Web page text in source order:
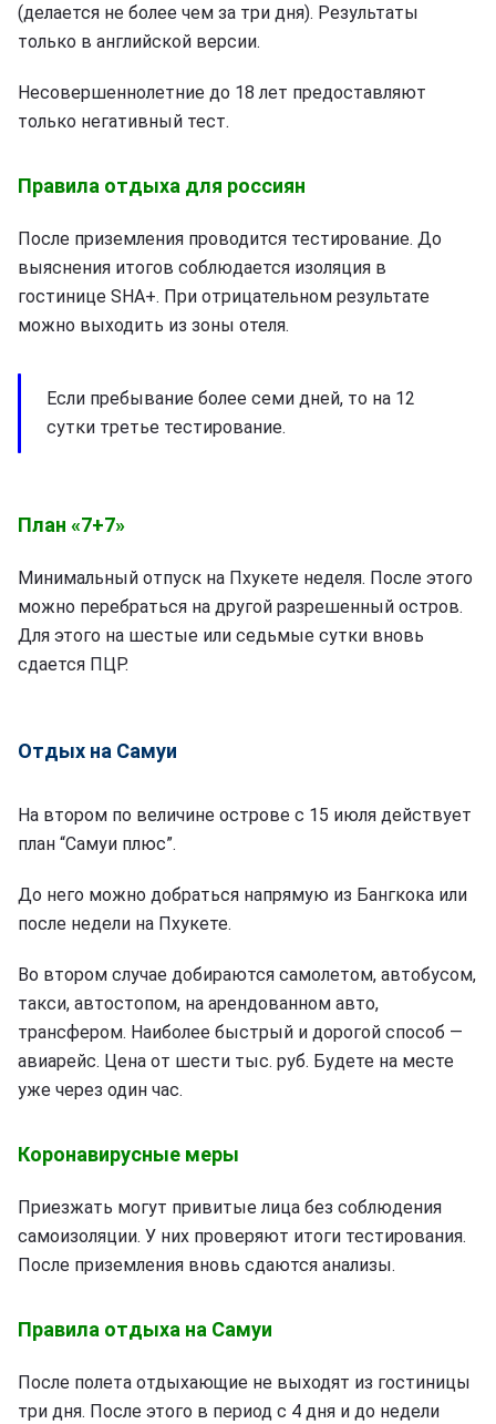
(делается не более чем за три дня). Результаты
только в английской версии.
Несовершеннолетние до 18 лет предоставляют
только негативный тест.
Правила отдыха для россиян
После приземления проводится тестирование. До
выяснения итогов соблюдается изоляция в
гостинице SHA+. При отрицательном результате
можно выходить из зоны отеля.
Если пребывание более семи дней, то на 12
сутки третье тестирование.
План «7+7»
Минимальный отпуск на Пхукете неделя. После этого
можно перебраться на другой разрешенный остров.
Для этого на шестые или седьмые сутки вновь
сдается ПЦР.
Отдых на Самуи
На втором по величине острове с 15 июля действует
план “Самуи плюс”.
До него можно добраться напрямую из Бангкока или
после недели на Пхукете.
Во втором случае добираются самолетом, автобусом,
такси, автостопом, на арендованном авто,
трансфером. Наиболее быстрый и дорогой способ —
авиарейс. Цена от шести тыс. руб. Будете на месте
уже через один час.
Коронавирусные меры
Приезжать могут привитые лица без соблюдения
самоизоляции. У них проверяют итоги тестирования.
После приземления вновь сдаются анализы.
Правила отдыха на Самуи
После полета отдыхающие не выходят из гостиницы
три дня. После этого в период с 4 дня и до недели